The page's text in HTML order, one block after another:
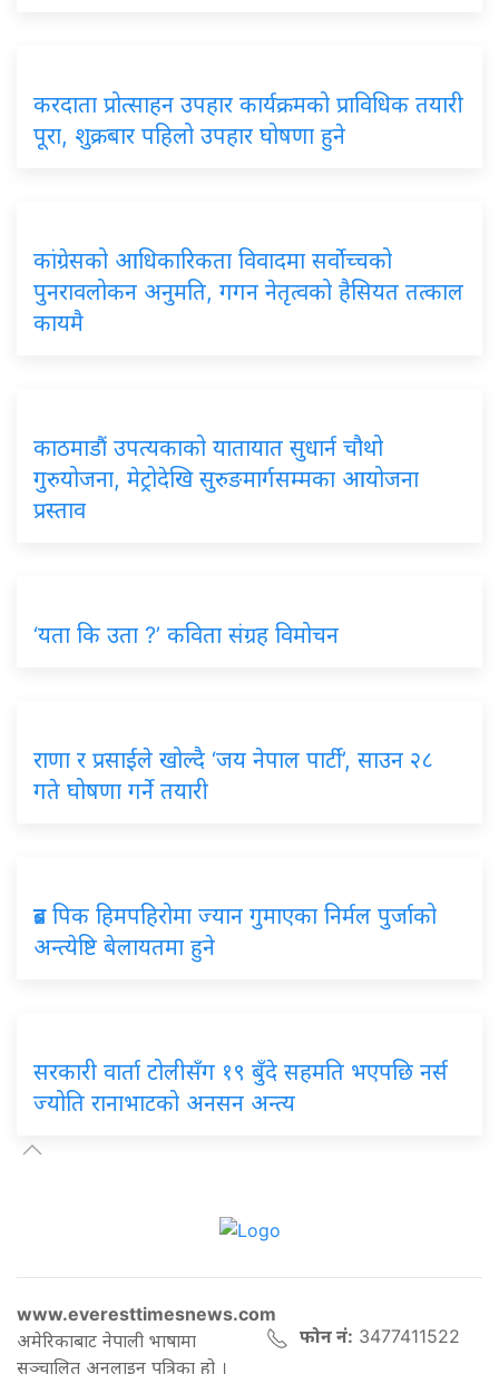
करदाता प्रोत्साहन उपहार कार्यक्रमको प्राविधिक तयारी
पूरा, शुक्रबार पहिलो उपहार घोषणा हुने
कांग्रेसको आधिकारिकता विवादमा सर्वोच्चको
पुनरावलोकन अनुमति, गगन नेतृत्वको हैसियत तत्काल
कायमै
काठमाडौं उपत्यकाको यातायात सुधार्न चौथो
गुरुयोजना, मेट्रोदेखि सुरुङमार्गसम्मका आयोजना
प्रस्ताव
‘यता कि उता ?’ कविता संग्रह विमोचन
राणा र प्रसाईंले खोल्दै ‘जय नेपाल पार्टी’, साउन २८
गते घोषणा गर्ने तयारी
ब्रड पिक हिमपहिरोमा ज्यान गुमाएका निर्मल पुर्जाको
अन्त्येष्टि बेलायतमा हुने
सरकारी वार्ता टोलीसँग १९ बुँदे सहमति भएपछि नर्स
ज्योति रानाभाटको अनसन अन्त्य
www.everesttimesnews.com
अमेरिकाबाट नेपाली भाषामा
सञ्चालित अनलाइन पत्रिका हो ।
फोन नं: 3477411522